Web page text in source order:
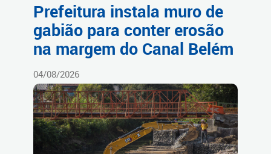
Prefeitura instala muro de
gabião para conter erosão
na margem do Canal Belém
04/08/2026